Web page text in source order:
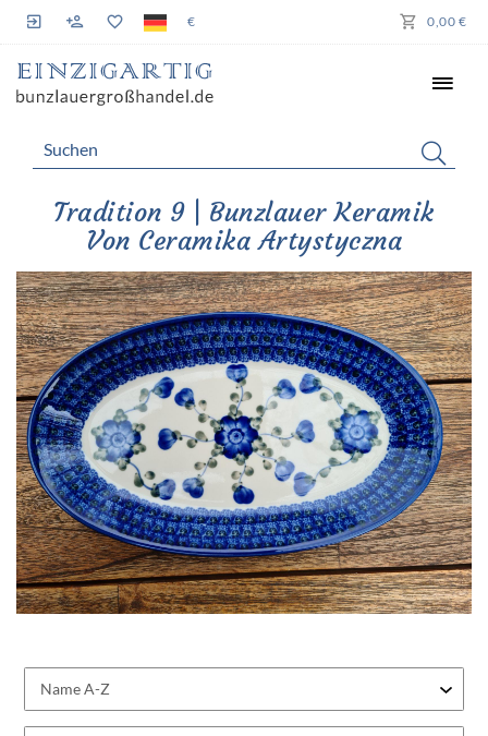
€ 0,00 €
Tradition 9 | Bunzlauer Keramik
Von Ceramika Artystyczna